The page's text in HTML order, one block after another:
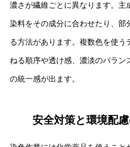
濃さが繊維ごとに異なります。主
染料をその成分に合わせたり、部
る方法があります。複数色を使う
ねる順序や透け感、濃淡のバラン
の統一感が出ます。
安全対策と環境配